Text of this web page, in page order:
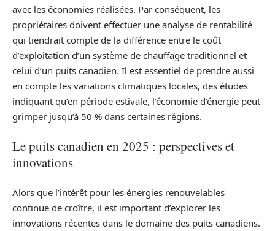
avec les économies réalisées. Par conséquent, les
propriétaires doivent effectuer une analyse de rentabilité
qui tiendrait compte de la différence entre le coût
d’exploitation d’un système de chauffage traditionnel et
celui d’un puits canadien. Il est essentiel de prendre aussi
en compte les variations climatiques locales, des études
indiquant qu’en période estivale, l’économie d’énergie peut
grimper jusqu’à 50 % dans certaines régions.
Le puits canadien en 2025 : perspectives et
innovations
Alors que l’intérêt pour les énergies renouvelables
continue de croître, il est important d’explorer les
innovations récentes dans le domaine des puits canadiens.